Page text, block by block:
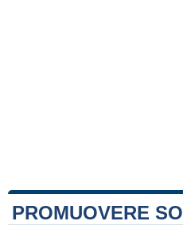
PROMUOVERE